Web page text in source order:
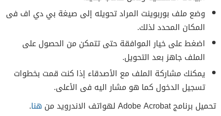
وضع ملف بوربوينت المراد تحويله إلى صيغة بي دي اف فى
المكان المحدد لذلك.
اضغط على خيار الموافقة حتى تتمكن من الحصول على
الملف جاهز بعد التحويل.
يمكنك مشاركة الملف مع الأصدقاء إذا كنت قمت بخطوات
تسجيل الدخول كما هو مشار اليه فى الأعلى.
تحميل برنامج Adobe Acrobat لهواتف الاندرويد من
هنا.